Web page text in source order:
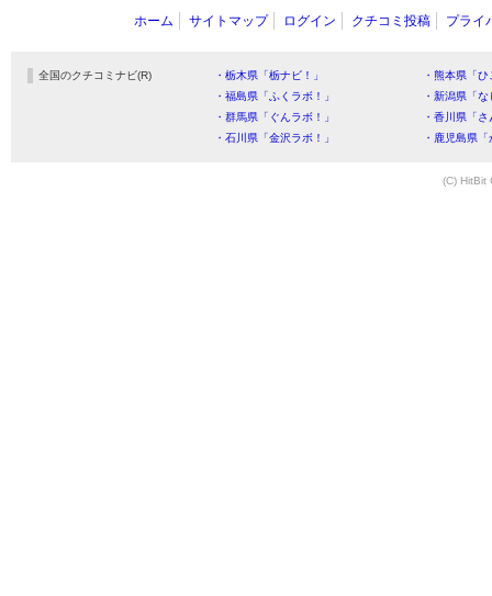
ホーム サイトマップ ログイン クチコミ投稿 プライ
全国のクチコミナビ(R) ・栃木県「栃ナビ！」
・熊本県「
・福島県「ふくラボ！」
・新潟県「
・群馬県「ぐんラボ！」
・香川県「
・石川県「金沢ラボ！」
・鹿児島県
(C) HitBit